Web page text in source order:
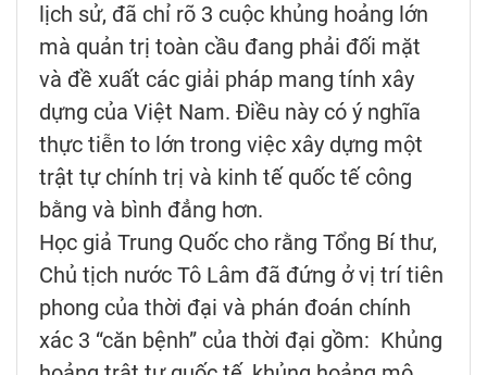
lịch sử, đã chỉ rõ 3 cuộc khủng hoảng lớn
mà quản trị toàn cầu đang phải đối mặt
và đề xuất các giải pháp mang tính xây
dựng của Việt Nam. Điều này có ý nghĩa
thực tiễn to lớn trong việc xây dựng một
trật tự chính trị và kinh tế quốc tế công
bằng và bình đẳng hơn.
Học giả Trung Quốc cho rằng Tổng Bí thư,
Chủ tịch nước Tô Lâm đã đứng ở vị trí tiên
phong của thời đại và phán đoán chính
xác 3 “căn bệnh” của thời đại gồm: Khủng